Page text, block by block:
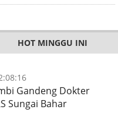
HOT MINGGU INI
Gandeng Dokter
Sungai Bahar